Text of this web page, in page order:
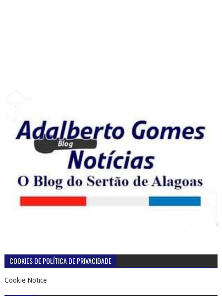
COOKIES DE POLÍTICA DE PRIVACIDADE
Cookie Notice